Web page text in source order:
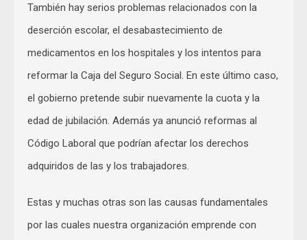
También hay serios problemas relacionados con la
deserción escolar, el desabastecimiento de
medicamentos en los hospitales y los intentos para
reformar la Caja del Seguro Social. En este último caso,
el gobierno pretende subir nuevamente la cuota y la
edad de jubilación. Además ya anunció reformas al
Código Laboral que podrían afectar los derechos
adquiridos de las y los trabajadores.
Estas y muchas otras son las causas fundamentales
por las cuales nuestra organización emprende con